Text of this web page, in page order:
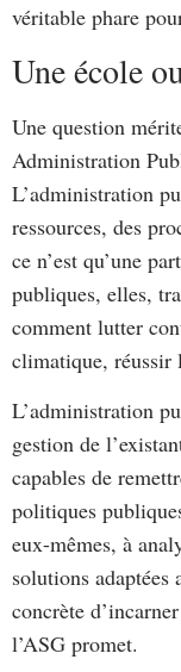
véritable phare
Une école
Une question
Administration
L’administration
ressources, des
ce n’est qu’une
publiques, elles,
comment lutter
climatique, réussir
L’administration
gestion de
capables de
politiques
eux-mêmes, à
solutions
concrète
l’ASG promet.